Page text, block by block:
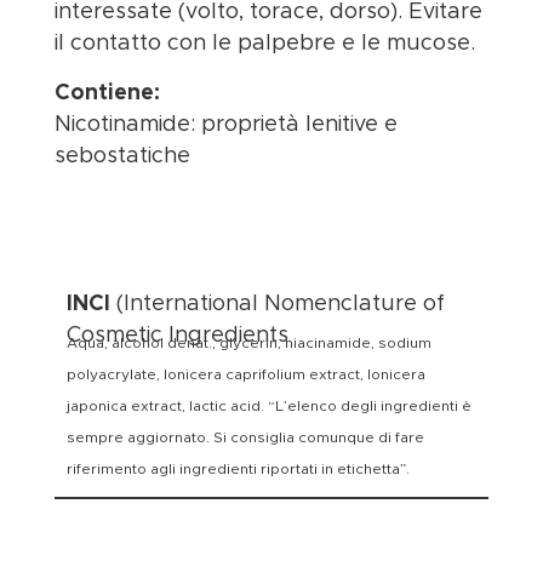
interessate (volto, torace, dorso). Evitare
il contatto con le palpebre e le mucose.
Contiene:
Nicotinamide: proprietà lenitive e
sebostatiche
INCI
(International Nomenclature of
Cosmetic Ingredients
Aqua, alcohol denat., glycerin, niacinamide, sodium
polyacrylate, lonicera caprifolium extract, lonicera
japonica extract, lactic acid. “L’elenco degli ingredienti è
sempre aggiornato. Si consiglia comunque di fare
riferimento agli ingredienti riportati in etichetta”.